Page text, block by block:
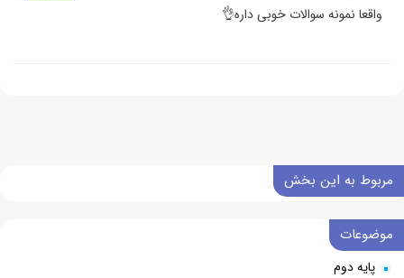
واقعا نمونه سوالات خوبی داره👌
مربوط به این بخش
موضوعات
پایه دوم